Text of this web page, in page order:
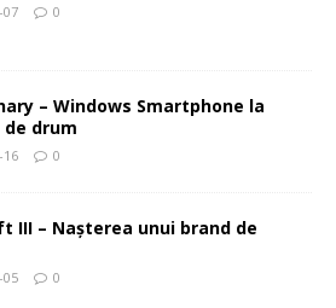
07 0
– Windows Smartphone la
drum
16 0
III – Naşterea unui brand de
05 0